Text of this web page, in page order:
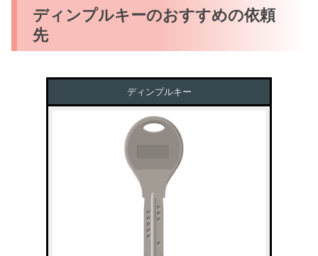
ディンプルキーのおすすめの依頼
先
ディンプルキー